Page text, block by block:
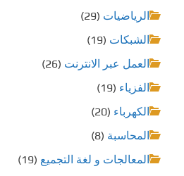
الرياضيات (29)
الشبكات (19)
العمل عبر الانترنت (26)
الفزياء (19)
الكهرباء (20)
المحاسبة (8)
المعالجات و لغة التجميع (19)